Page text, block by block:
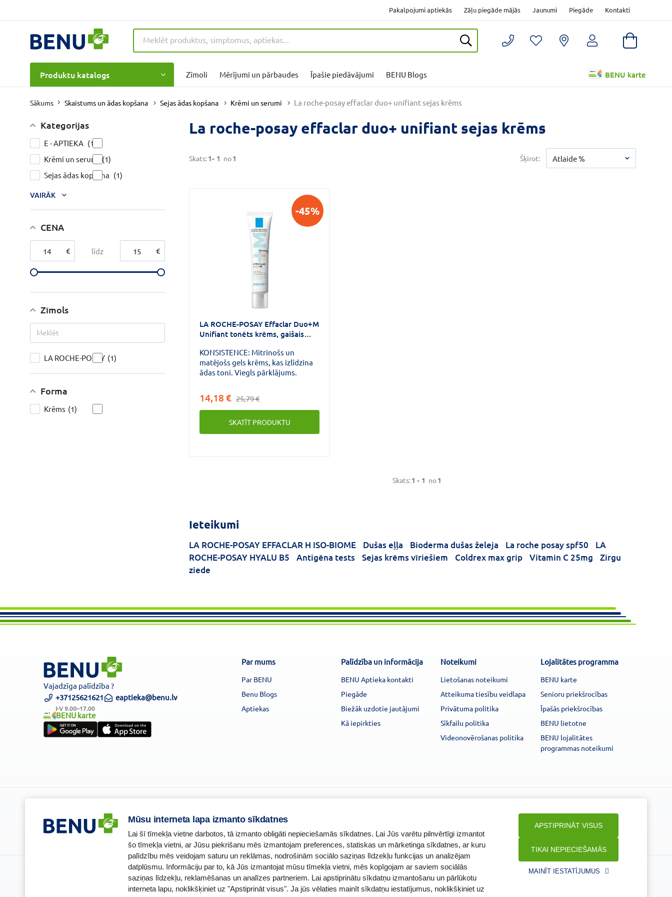
Mūsu interneta lapa izmanto sīkdatnes
Lai šī tīmekļa vietne darbotos, tā izmanto obligāti nepieciešamās sīkdatnes. Lai Jūs varētu pilnvērtīgi izmantot
šo tīmekļa vietni, ar Jūsu piekrišanu mēs izmantojam preferences, statiskas un mārketinga sīkdatnes, ar kuru
palīdzību mēs veidojam saturu un reklāmas, nodrošinām sociālo saziņas līdzekļu funkcijas un analizējam
datplūsmu. Informāciju par to, kā Jūs izmantojat mūsu tīmekļa vietni, mēs kopīgojam ar saviem sociālās
saziņas līdzekļu, reklamēšanas un analīzes partneriem. Lai apstiprinātu sīkdatņu izmantošanu un pārlūkotu
interneta lapu, noklikšķiniet uz "Apstiprināt visus". Ja jūs vēlaties mainīt sīkdatņu iestatījumus, noklikšķiniet uz
TIKAI NEPIECIEŠAMĀS
APSTIPRINĀT VISUS
MAINĪT IESTATĪJUMUS
Pakalpojumi aptiekās Zāļu piegāde mājās Jaunumi Piegāde Kontakti
Produktu katalogs Zīmoli Mērījumi un pārbaudes Īpašie piedāvājumi BENU Blogs BENU karte
Sākums Skaistums un ādas kopšana Sejas ādas kopšana Krēmi un serumi La roche-posay effaclar duo+ unifiant sejas krēms
Kategorijas
E - APTIEKA (1)
Krēmi un serumi
(1)
Sejas ādas kopšana (1)
VAIRĀK
CENA
€ līdz €
Zīmols
LA ROCHE-POSAY (1)
Forma
Krēms (1)
La roche-posay effaclar duo+ unifiant sejas krēms
Skats:1- 1 no1 Šķirot: Atlaide %
-45%
LA ROCHE-POSAY Effaclar Duo+M
Unifiant tonēts krēms, gaišais
KONSISTENCE: Mitrinošs un
matējošs gels krēms, kas izlīdzina
ādas toni. Viegls pārklājums.
14,18 € 25,79 €
SKATĪT PRODUKTU
Skats:1 - 1 no1
Ieteikumi
LA ROCHE-POSAY EFFACLAR H ISO-BIOME Dušas eļļa Bioderma dušas želeja La roche posay spf50
LA
ROCHE-POSAY HYALU B5
Antigēna tests Sejas krēms vīriešiem Coldrex max grip Vitamin C 25mg
Zirgu
ziede
Vajadzīga palīdzība ?
+37125621621
I-V 9.00–17.00
eaptieka@benu.lv
BENU karte
Par mums
Par BENU
Benu Blogs
Aptiekas
Palīdzība un informācija
BENU Aptieka kontakti
Piegāde
Biežāk uzdotie jautājumi
Kā iepirkties
Noteikumi
Lietošanas noteikumi
Atteikuma tiesību veidlapa
Privātuma politika
Sīkfailu politika
Videonovērošanas politika
Lojalitātes programma
BENU karte
Senioru priekšrocības
Īpašās priekšrocības
BENU lietotne
BENU lojalitātes
programmas noteikumi
Juridiskā adrese / Faktiskā adrese:
Noliktavu iela 5, Dreiliņi, Stopiņu novads, LV-2130
Licence
Licences numurs: A00010
E-aptiekas kontakti
Zāļu valsts aģentūra
www.zva.gov.lv
Jersikas iela 15, Rīga
Veselības inspekcija